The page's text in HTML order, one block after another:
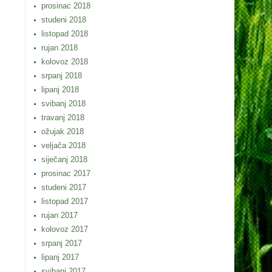
prosinac 2018
studeni 2018
listopad 2018
rujan 2018
kolovoz 2018
srpanj 2018
lipanj 2018
svibanj 2018
travanj 2018
ožujak 2018
veljača 2018
siječanj 2018
prosinac 2017
studeni 2017
listopad 2017
rujan 2017
kolovoz 2017
srpanj 2017
lipanj 2017